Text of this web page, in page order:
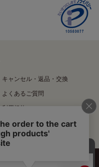
キャンセル・返品・交換
よくあるご質問
利用規約
特定商取引法に基づく表記